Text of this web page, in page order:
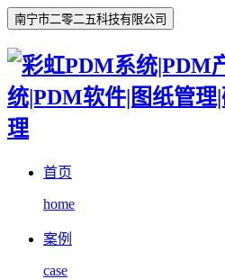
南宁市二零二五科技有限公司
首页
home
案例
case